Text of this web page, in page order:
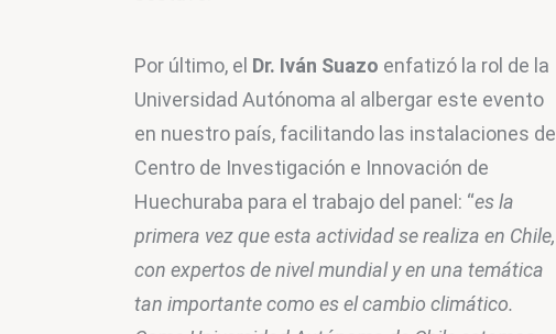
Por último, el Dr. Iván Suazo enfatizó la rol de la
Universidad Autónoma al albergar este evento
en nuestro país, facilitando las instalaciones del
Centro de Investigación e Innovación de
Huechuraba para el trabajo del panel: “es la
primera vez que esta actividad se realiza en Chile,
con expertos de nivel mundial y en una temática
tan importante como es el cambio climático.